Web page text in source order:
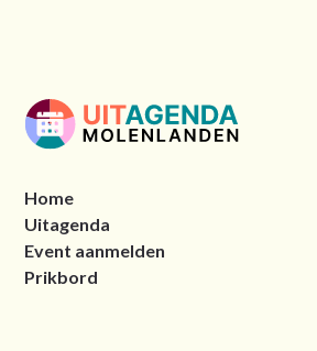
Home
Uitagenda
Event aanmelden
Prikbord